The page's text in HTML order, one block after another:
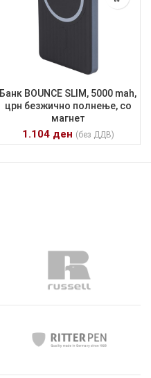
Банк BOUNCE SLIM, 5000 mah,
црн безжично полнење, со
магнет
1.104 ден (без ДДВ)